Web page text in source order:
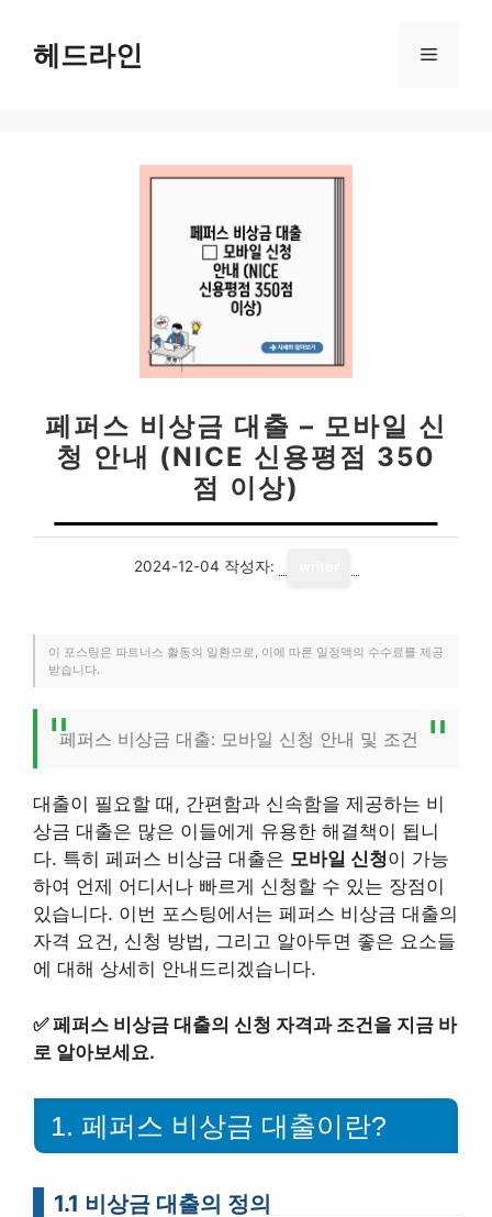
헤드라인 메
페퍼스 비상금 대출 – 모바일 신
청 안내 (NICE 신용평점 350
점 이상)
2024-12-04 작성자:
이 포스팅은 파트너스 활동의 일환으로, 이에 따른 일정액의 수수료를 제공
받습니다.
페퍼스 비상금 대출: 모바일 신청 안내 및 조건
대출이 필요할 때, 간편함과 신속함을 제공하는 비
상금 대출은 많은 이들에게 유용한 해결책이 됩니
다. 특히 페퍼스 비상금 대출은 모바일 신청이 가능
하여 언제 어디서나 빠르게 신청할 수 있는 장점이
있습니다. 이번 포스팅에서는 페퍼스 비상금 대출의
자격 요건, 신청 방법, 그리고 알아두면 좋은 요소들
에 대해 상세히 안내드리겠습니다.
✅페퍼스 비상금 대출의 신청 자격과 조건을 지금 바
로 알아보세요.
1. 페퍼스 비상금 대출이란?
1.1 비상금 대출의 정의